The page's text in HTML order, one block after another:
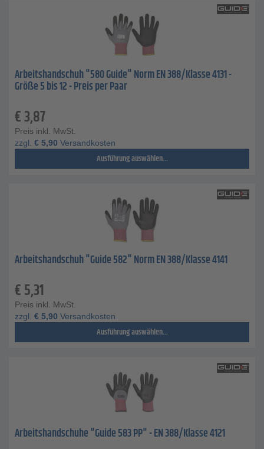
Arbeitshandschuh "580 Guide" Norm EN 388/Klasse 4131 -
Größe 5 bis 12 - Preis per Paar
€3,87
Preis inkl. MwSt.
zzgl. € 5,90 Versandkosten
Ausführung auswählen...
Arbeitshandschuh "Guide 582" Norm EN 388/Klasse 4141
€5,31
Preis inkl. MwSt.
zzgl. € 5,90 Versandkosten
Ausführung auswählen...
Arbeitshandschuhe "Guide 583 PP" - EN 388/Klasse 4121